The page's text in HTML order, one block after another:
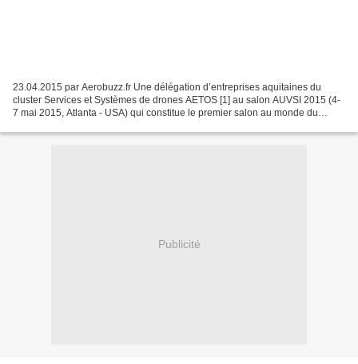
23.04.2015 par Aerobuzz.fr Une délégation d’entreprises aquitaines du
cluster Services et Systèmes de drones AETOS [1] au salon AUVSI 2015 (4-
7 mai 2015, Atlanta - USA) qui constitue le premier salon au monde du
Publicité